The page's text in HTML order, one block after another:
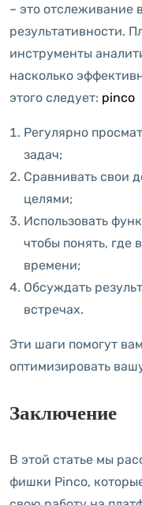
– это отслеживание
результативности.
инструменты
насколько
этого следует: pinco
Регулярно
задач;
Сравнивать свои
целями;
Использовать
чтобы понять, где
времени;
Обсуждать
встречах.
Эти шаги помогут
оптимизировать
Заключение
В этой статье мы
фишки Pinco,